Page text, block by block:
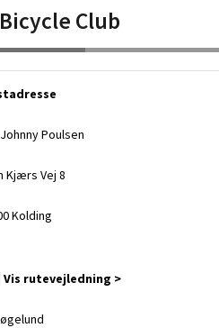
Club
Poulsen
Kjærs Vej 8
Kolding
Vis rutevejledning >